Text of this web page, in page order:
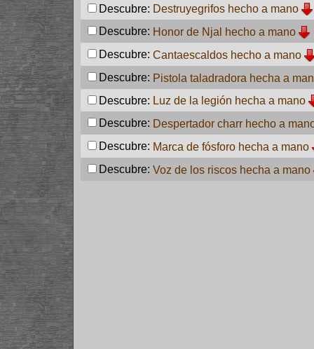
Descubre: Destruyegrifos hecho a mano
Descubre: Honor de Njal hecho a mano
Descubre: Cantaescaldos hecho a mano
Descubre: Pistola taladradora hecha a
Descubre: Luz de la legión hecha a mano
Descubre: Despertador charr hecho a
Descubre: Marca de fósforo hecha a mano
Descubre: Voz de los riscos hecha a mano